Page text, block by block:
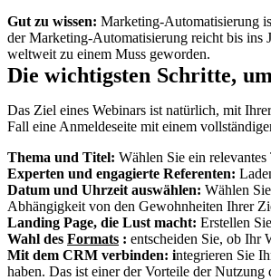
Gut zu wissen: Marketing-Automatisierung
der Marketing-Automatisierung reicht bis ins
weltweit zu einem Muss geworden.
Die wichtigsten Schritte,
Das Ziel eines Webinars ist natürlich, mit
Fall eine Anmeldeseite mit einem
Thema und Titel: Wählen Sie ein
Experten und engagierte Referenten:
Datum und Uhrzeit auswählen: Wählen
Abhängigkeit von den Gewohnheiten Ihrer
Landing Page, die Lust macht: Erstellen
Wahl des Formats : entscheiden Sie, ob Ihr
Mit dem CRM verbinden: integrieren Sie
haben. Das ist einer der Vorteile der